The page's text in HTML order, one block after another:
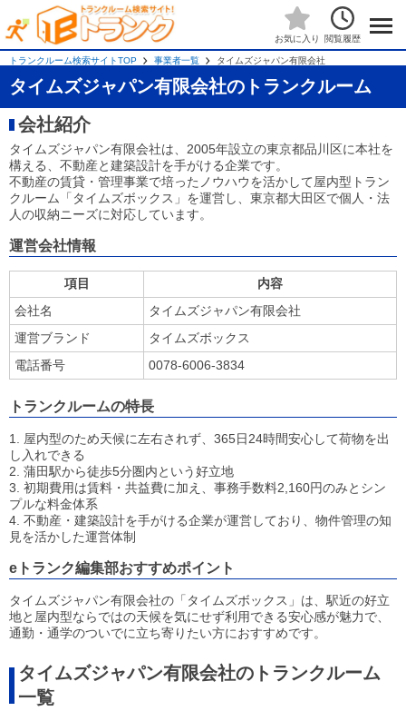
お気に入り 閲覧履歴
トランクルーム検索サイトTOP 事業者一覧 タイムズジャパン有限会社
タイムズジャパン有限会社のトランクルーム
会社紹介
タイムズジャパン有限会社は、2005年設立の東京都品川区に本社を
構える、不動産と建築設計を手がける企業です。
不動産の賃貸・管理事業で培ったノウハウを活かして屋内型トラン
クルーム「タイムズボックス」を運営し、東京都大田区で個人・法
人の収納ニーズに対応しています。
運営会社情報
項目
内容
会社名
タイムズジャパン有限会社
運営ブランド
タイムズボックス
電話番号
0078-6006-3834
トランクルームの特長
1. 屋内型のため天候に左右されず、365日24時間安心して荷物を出
し入れできる
2. 蒲田駅から徒歩5分圏内という好立地
3. 初期費用は賃料・共益費に加え、事務手数料2,160円のみとシン
プルな料金体系
4. 不動産・建築設計を手がける企業が運営しており、物件管理の知
見を活かした運営体制
eトランク編集部おすすめポイント
タイムズジャパン有限会社の「タイムズボックス」は、駅近の好立
地と屋内型ならではの天候を気にせず利用できる安心感が魅力で、
通勤・通学のついでに立ち寄りたい方におすすめです。
タイムズジャパン有限会社のトランクルーム
一覧